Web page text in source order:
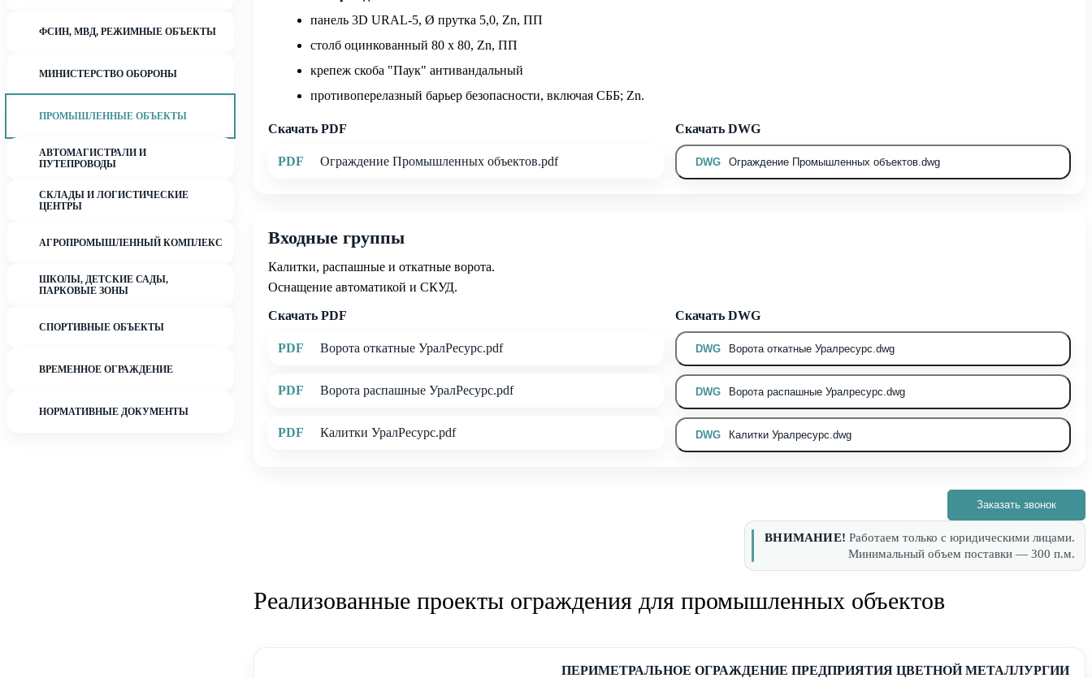
ФСИН, МВД, РЕЖИМНЫЕ ОБЪЕКТЫ
МИНИСТЕРСТВО ОБОРОНЫ
ПРОМЫШЛЕННЫЕ ОБЪЕКТЫ
АВТОМАГИСТРАЛИ И
ПУТЕПРОВОДЫ
СКЛАДЫ И ЛОГИСТИЧЕСКИЕ
ЦЕНТРЫ
АГРОПРОМЫШЛЕННЫЙ КОМПЛЕКС
ШКОЛЫ, ДЕТСКИЕ САДЫ,
ПАРКОВЫЕ ЗОНЫ
СПОРТИВНЫЕ ОБЪЕКТЫ
ВРЕМЕННОЕ ОГРАЖДЕНИЕ
НОРМАТИВНЫЕ ДОКУМЕНТЫ
панель 3D URAL-5, Ø прутка 5,0, Zn, ПП
столб оцинкованный 80 х 80, Zn, ПП
крепеж скоба "Паук" антивандальный
противоперелазный барьер безопасности, включая СББ; Zn.
Скачать PDF
PDF Ограждение Промышленных объектов.pdf
Скачать DWG
DWG Ограждение Промышленных объектов.dwg
Входные группы
Калитки, распашные и откатные ворота.
Оснащение автоматикой и СКУД.
Скачать PDF
PDF Ворота откатные УралРесурс.pdf
PDF Ворота распашные УралРесурс.pdf
PDF Калитки УралРесурс.pdf
Скачать DWG
DWG Ворота откатные Уралресурс.dwg
DWG Ворота распашные Уралресурс.dwg
DWG Калитки Уралресурс.dwg
Заказать звонок
ВНИМАНИЕ! Работаем только с юридическими лицами.
Минимальный объем поставки — 300 п.м.
Реализованные проекты ограждения для промышленных объектов
ПЕРИМЕТРАЛЬНОЕ ОГРАЖДЕНИЕ ПРЕДПРИЯТИЯ ЦВЕТНОЙ МЕТАЛЛУРГИИ